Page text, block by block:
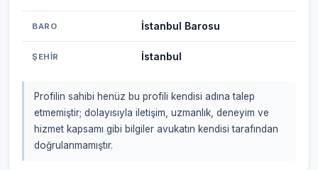
BARO İstanbul Barosu
ŞEHIR İstanbul
Profilin sahibi henüz bu profili kendisi adına talep
etmemiştir; dolayısıyla iletişim, uzmanlık, deneyim ve
hizmet kapsamı gibi bilgiler avukatın kendisi tarafından
doğrulanmamıştır.